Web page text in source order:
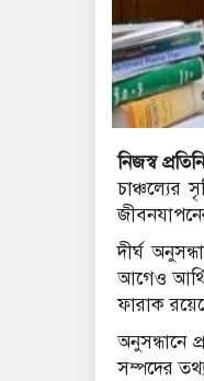
নিজস্ব
চাঞ্চল্যের
দীর্ঘ
আগেও
ফারাক
অনুসন্ধানে
সম্পদের